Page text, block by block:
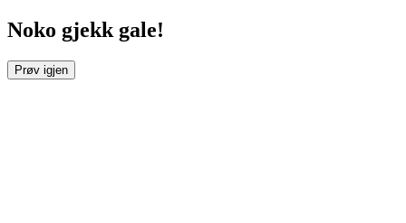
Noko gjekk gale!
Prøv igjen